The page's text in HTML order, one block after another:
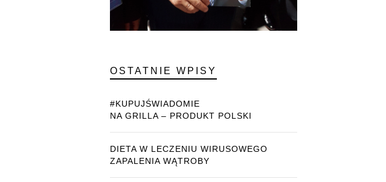
OSTATNIE WPISY
#KUPUJŚWIADOMIE
NA GRILLA – PRODUKT POLSKI
DIETA W LECZENIU WIRUSOWEGO
ZAPALENIA WĄTROBY